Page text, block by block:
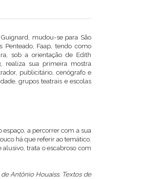
mudou-se para São
Faap, tendo como
sob a orientação de Edith
realiza sua primeira mostra
publicitário, cenógrafo e
grupos teatrais e escolas
espaço, a percorrer com a sua
há que referir ao temático.
trata o escabroso com
Antônio Houaiss. Textos de